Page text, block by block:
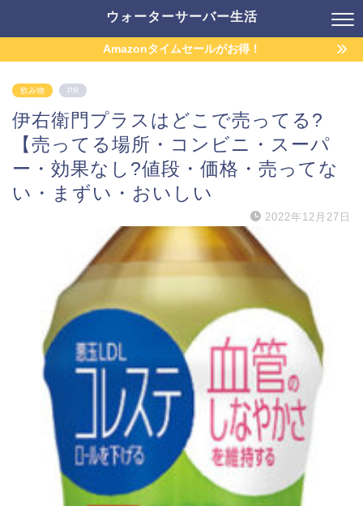
ウォーターサーバー生活
Amazonタイムセールがお得！
飲み物 PR
伊右衛門プラスはどこで売ってる?
【売ってる場所・コンビニ・スーパ
ー・効果なし?値段・価格・売ってな
い・まずい・おいしい
2022年12月27日